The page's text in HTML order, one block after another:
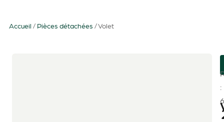
Accueil / Pièces détachées / Volet
: